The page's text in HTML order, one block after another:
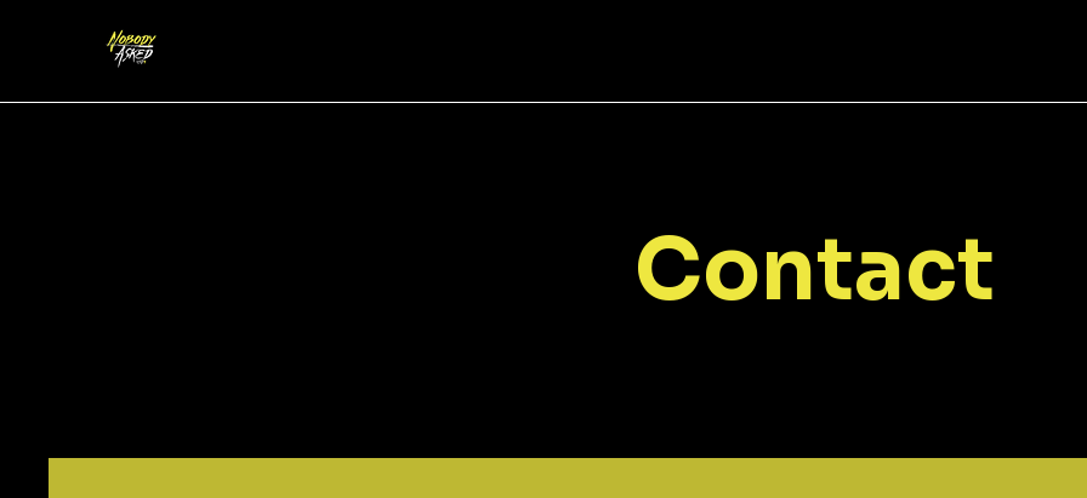
Contact